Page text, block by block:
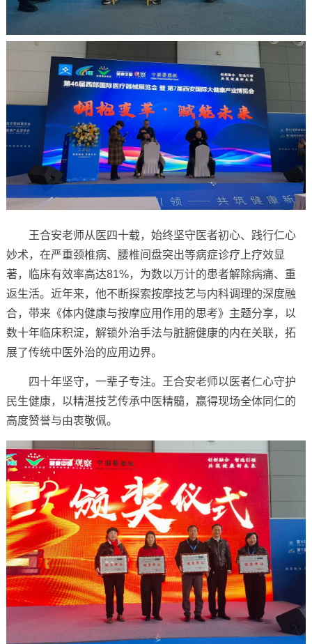
王合安老师从医四十载，始终坚守医者初心、践行仁心
妙术，在严重颈椎病、腰椎间盘突出等病症诊疗上疗效显
著，临床有效率高达81%，为数以万计的患者解除病痛、重
返生活。近年来，他不断探索按摩技艺与内科调理的深度融
合，带来《体内健康与按摩应用作用的思考》主题分享，以
数十年临床积淀，解锁外治手法与脏腑健康的内在关联，拓
展了传统中医外治的应用边界。
四十年坚守，一辈子专注。王合安老师以医者仁心守护
民生健康，以精湛技艺传承中医精髓，赢得现场全体同仁的
高度赞誉与由衷敬佩。